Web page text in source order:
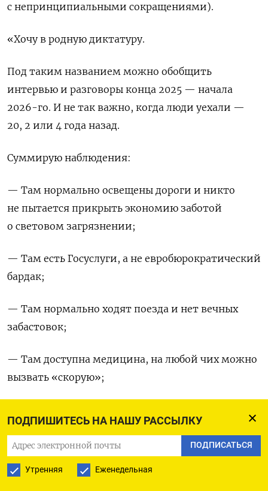
ПОДПИШИТЕСЬ НА НАШУ РАССЫЛКУ
ПОДПИСАТЬСЯ
Утренняя Еженедельная
с непринципиальными сокращениями).
«Хочу в родную диктатуру.
Под таким названием можно обобщить
интервью и разговоры конца 2025 — начала
2026-го. И не так важно, когда люди уехали —
20, 2 или 4 года назад.
Суммирую наблюдения:
— Там нормально освещены дороги и никто
не пытается прикрыть экономию заботой
о световом загрязнении;
— Там есть Госуслуги, а не евробюрократический
бардак;
— Там нормально ходят поезда и нет вечных
забастовок;
— Там доступна медицина, на любой чих можно
вызвать «скорую»;
музыкой и фигурным катанием, а не два
притопа — три прихлопа;
— Там безопасно и не жгут на улицах машины;